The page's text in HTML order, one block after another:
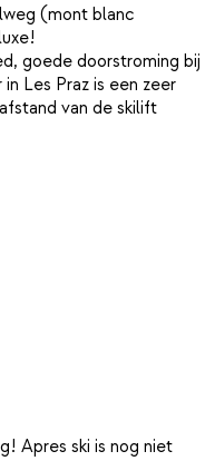
(mont blanc
goede doorstroming bij
Les Praz is een zeer
van de skilift
Apres ski is nog niet